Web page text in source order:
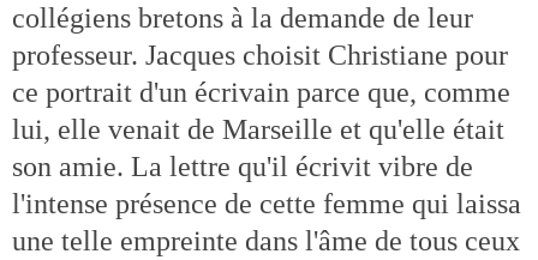
collégiens bretons à la demande de leur
professeur. Jacques choisit Christiane pour
ce portrait d'un écrivain parce que, comme
lui, elle venait de Marseille et qu'elle était
son amie. La lettre qu'il écrivit vibre de
l'intense présence de cette femme qui laissa
une telle empreinte dans l'âme de tous ceux